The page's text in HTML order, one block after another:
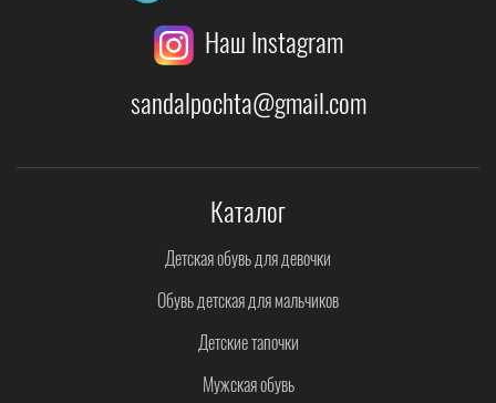
Наш Instagram
sandalpochta@gmail.com
Каталог
Детская обувь для девочки
Обувь детская для мальчиков
Детские тапочки
Мужская обувь